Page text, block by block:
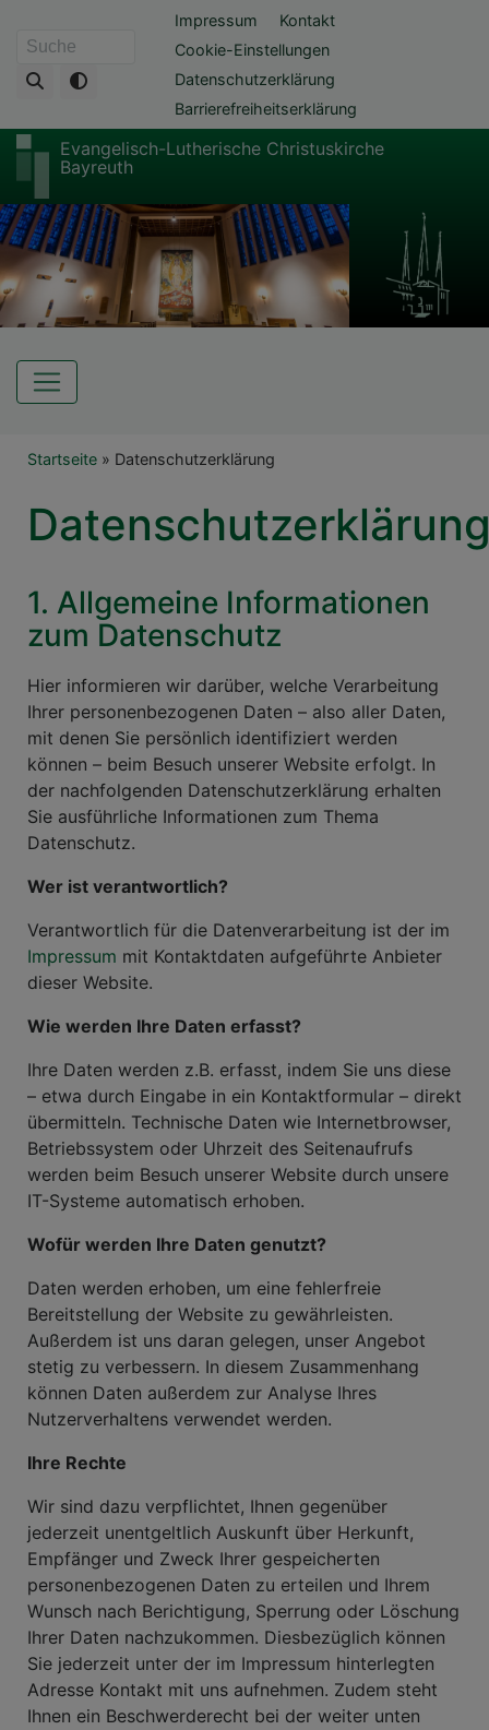
zum
Suche
Fußbereichsmenü
Impressum
Kontakt
Cookie-Einstellungen
Datenschutzerklärung
Barrierefreiheitserklärung
Evangelisch-Lutherische Christuskirche
Bayreuth
Hauptnavigation
Breadcrumb
Startseite Datenschutzerklärung
1. Allgemeine Informationen
zum Datenschutz
Hier informieren wir darüber, welche Verarbeitung
Ihrer personenbezogenen Daten – also aller Daten,
mit denen Sie persönlich identifiziert werden
können – beim Besuch unserer Website erfolgt. In
der nachfolgenden Datenschutzerklärung erhalten
Sie ausführliche Informationen zum Thema
Datenschutz.
Wer ist verantwortlich?
Verantwortlich für die Datenverarbeitung ist der im
Impressum mit Kontaktdaten aufgeführte Anbieter
dieser Website.
Wie werden Ihre Daten erfasst?
Ihre Daten werden z.B. erfasst, indem Sie uns diese
– etwa durch Eingabe in ein Kontaktformular – direkt
übermitteln. Technische Daten wie Internetbrowser,
Betriebssystem oder Uhrzeit des Seitenaufrufs
werden beim Besuch unserer Website durch unsere
IT-Systeme automatisch erhoben.
Wofür werden Ihre Daten genutzt?
Daten werden erhoben, um eine fehlerfreie
Bereitstellung der Website zu gewährleisten.
Außerdem ist uns daran gelegen, unser Angebot
stetig zu verbessern. In diesem Zusammenhang
können Daten außerdem zur Analyse Ihres
Nutzerverhaltens verwendet werden.
Ihre Rechte
Wir sind dazu verpflichtet, Ihnen gegenüber
jederzeit unentgeltlich Auskunft über Herkunft,
Empfänger und Zweck Ihrer gespeicherten
personenbezogenen Daten zu erteilen und Ihrem
Wunsch nach Berichtigung, Sperrung oder Löschung
Ihrer Daten nachzukommen. Diesbezüglich können
Sie jederzeit unter der im Impressum hinterlegten
Adresse Kontakt mit uns aufnehmen. Zudem steht
Ihnen ein Beschwerderecht bei der weiter unten